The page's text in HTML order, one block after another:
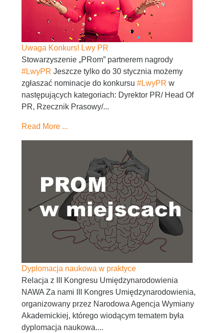
Uwaga Konkurs! Lwy PR
Stowarzyszenie „PRom” partnerem nagrody
#LwyPR Jeszcze tylko do 30 stycznia możemy
zgłaszać nominacje do konkursu #LwyPR w
następujących kategoriach: Dyrektor PR/ Head Of
PR, Rzecznik Prasowy/...
Read More ...
Dyplomacja naukowa w praktyce
Relacja z III Kongresu Umiędzynarodowienia
NAWA Za nami III Kongres Umiędzynarodowienia,
organizowany przez Narodowa Agencja Wymiany
Akademickiej, którego wiodącym tematem była
dyplomacja naukowa....